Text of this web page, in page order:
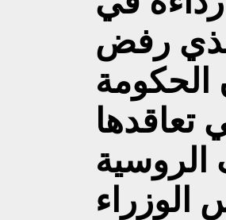
رفض
تعاقدها
الروسية
الوزراء